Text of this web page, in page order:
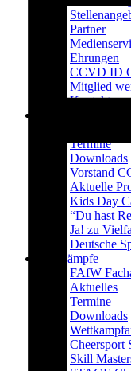
Partner
Ehrungen
CCVD ID
Mitglied
Kontakt
Termine
Downloads
Vorstand
Aktuelle
Kids Day
“Du hast
Ja! zu
Deutsche
Wettkämpfe
FAfW
Aktuelles
Termine
Downloads
Cheersport
Skill